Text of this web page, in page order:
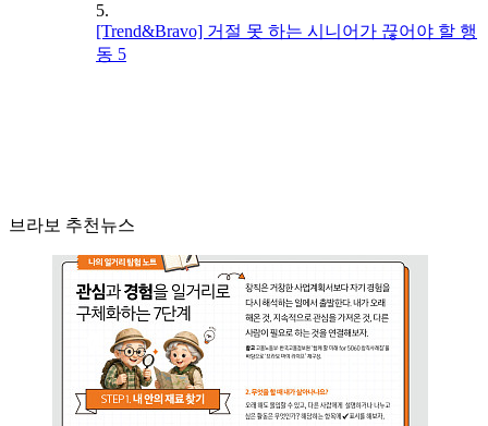
5.
[Trend&Bravo] 거절 못 하는 시니어가 끊어야 할 행
동 5
브라보 추천뉴스